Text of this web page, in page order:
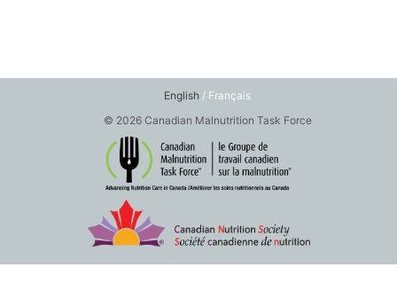
English / Français
© 2026 Canadian Malnutrition Task Force